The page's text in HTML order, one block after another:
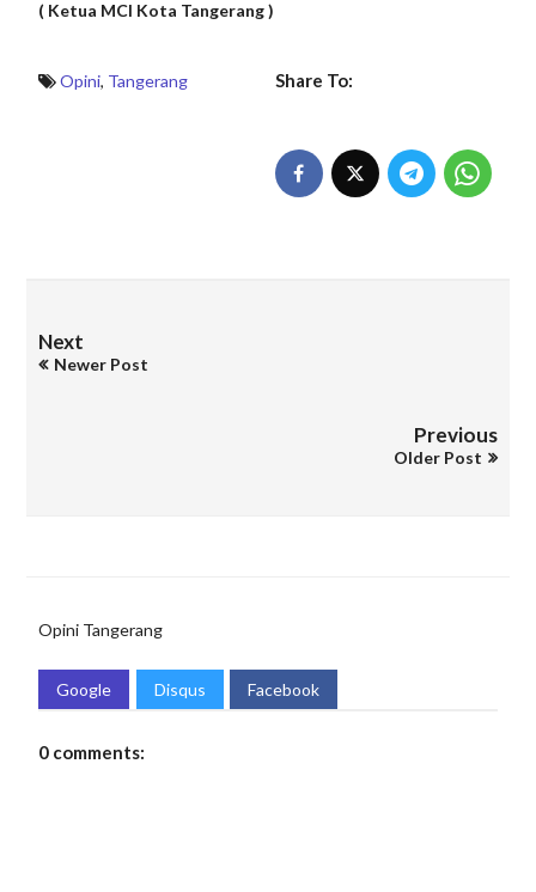
( Ketua MCI Kota Tangerang )
Opini, Tangerang Share To:
Next
Newer Post
Previous
Older Post
Opini Tangerang
Google Disqus Facebook
0 comments: